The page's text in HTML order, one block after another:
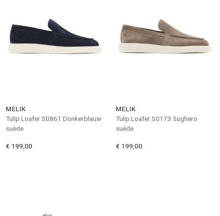
MELIK
Tulip Loafer S0861 Donkerblauw
suède
€ 199,00
MELIK
Tulip Loafer S0173 Sughero
suède
€ 199,00